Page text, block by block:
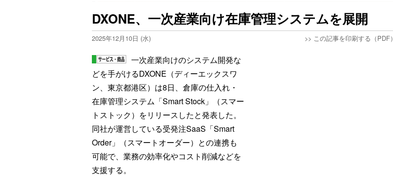
DXONE、一次産業向け在庫管理システムを展開
2025年12月10日 (水) >> この記事を印刷する（PDF）
一次産業向けのシステム開発な
どを手がけるDXONE（ディーエックスワ
ン、東京都港区）は8日、倉庫の仕入れ・
在庫管理システム「Smart Stock」（スマー
トストック）をリリースしたと発表した。
同社が運営している受発注SaaS「Smart
Order」（スマートオーダー）との連携も
可能で、業務の効率化やコスト削減などを
支援する。